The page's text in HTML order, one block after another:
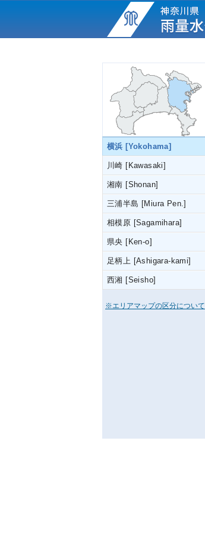
横浜 [Yokohama]
川崎 [Kawasaki]
湘南 [Shonan]
三浦半島 [Miura Pen.]
相模原 [Sagamihara]
県央 [Ken-o]
足柄上 [Ashigara-kami]
西湘 [Seisho]
※エリアマップの区分について